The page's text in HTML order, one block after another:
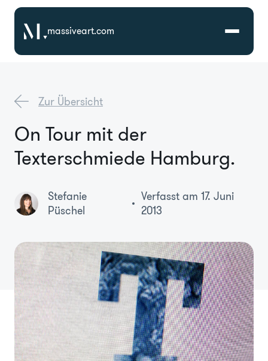
massiveart.com
Referenzen
Branchen
Über Uns
Zur Übersicht
On Tour mit der
Texterschmiede Hamburg.
Stefanie
Püschel
Verfasst am 17. Juni
2013